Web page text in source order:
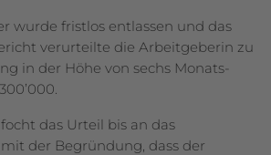
wurde fristlos entlassen und das
verurteilte die Arbeitgeberin zu
in der Höhe von sechs Monats­
das Urteil bis an das
der Begründung, dass der